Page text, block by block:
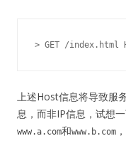
> GET /index.html
上述Host信息将导致服
息，而非IP信息，试想
www.a.com和www.b.com